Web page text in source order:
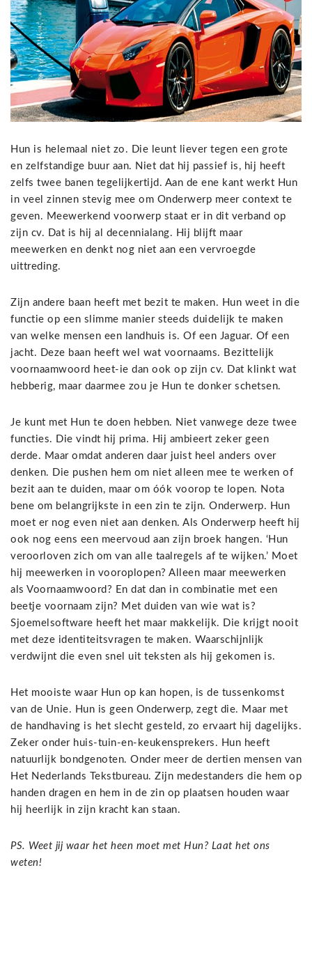
Hun is helemaal niet zo. Die leunt liever tegen een grote
en zelfstandige buur aan. Niet dat hij passief is, hij heeft
zelfs twee banen tegelijkertijd. Aan de ene kant werkt Hun
in veel zinnen stevig mee om Onderwerp meer context te
geven. Meewerkend voorwerp staat er in dit verband op
zijn cv. Dat is hij al decennialang. Hij blijft maar
meewerken en denkt nog niet aan een vervroegde
uittreding.
Zijn andere baan heeft met bezit te maken. Hun weet in die
functie op een slimme manier steeds duidelijk te maken
van welke mensen een landhuis is. Of een Jaguar. Of een
jacht. Deze baan heeft wel wat voornaams. Bezittelijk
voornaamwoord heet-ie dan ook op zijn cv. Dat klinkt wat
hebberig, maar daarmee zou je Hun te donker schetsen.
Je kunt met Hun te doen hebben. Niet vanwege deze twee
functies. Die vindt hij prima. Hij ambieert zeker geen
derde. Maar omdat anderen daar juist heel anders over
denken. Die pushen hem om niet alleen mee te werken of
bezit aan te duiden, maar om óók voorop te lopen. Nota
bene om belangrijkste in een zin te zijn. Onderwerp. Hun
moet er nog even niet aan denken. Als Onderwerp heeft hij
ook nog eens een meervoud aan zijn broek hangen. ‘Hun
veroorloven zich om van alle taalregels af te wijken.’ Moet
hij meewerken in vooroplopen? Alleen maar meewerken
als Voornaamwoord? En dat dan in combinatie met een
beetje voornaam zijn? Met duiden van wie wat is?
Sjoemelsoftware heeft het maar makkelijk. Die krijgt nooit
met deze identiteitsvragen te maken. Waarschijnlijk
verdwijnt die even snel uit teksten als hij gekomen is.
Het mooiste waar Hun op kan hopen, is de tussenkomst
van de Unie. Hun is geen Onderwerp, zegt die. Maar met
de handhaving is het slecht gesteld, zo ervaart hij dagelijks.
Zeker onder huis-tuin-en-keukensprekers. Hun heeft
natuurlijk bondgenoten. Onder meer de dertien mensen van
Het Nederlands Tekstbureau. Zijn medestanders die hem op
handen dragen en hem in de zin op plaatsen houden waar
hij heerlijk in zijn kracht kan staan.
PS. Weet jij waar het heen moet met Hun? Laat het ons
weten!